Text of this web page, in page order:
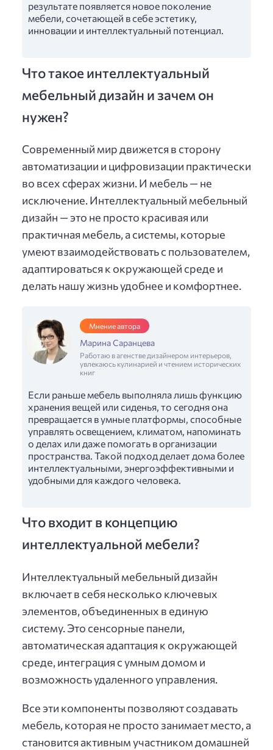
результате появляется новое поколение
мебели, сочетающей в себе эстетику,
инновации и интеллектуальный потенциал.
Что такое интеллектуальный
мебельный дизайн и зачем он
нужен?
Современный мир движется в сторону
автоматизации и цифровизации практически
во всех сферах жизни. И мебель — не
исключение. Интеллектуальный мебельный
дизайн — это не просто красивая или
практичная мебель, а системы, которые
умеют взаимодействовать с пользователем,
адаптироваться к окружающей среде и
делать нашу жизнь удобнее и комфортнее.
Мнение автора
Марина Саранцева
Работаю в агенстве дизайнером интерьеров,
увлекаюсь кулинарией и чтением исторических
книг
Если раньше мебель выполняла лишь функцию
хранения вещей или сиденья, то сегодня она
превращается в умные платформы, способные
управлять освещением, климатом, напоминать
о делах или даже помогать в организации
пространства. Такой подход делает дома более
интеллектуальными, энергоэффективными и
удобными для каждого человека.
Что входит в концепцию
интеллектуальной мебели?
Интеллектуальный мебельный дизайн
включает в себя несколько ключевых
элементов, объединенных в единую
систему. Это сенсорные панели,
автоматическая адаптация к окружающей
среде, интеграция с умным домом и
возможность удаленного управления.
Все эти компоненты позволяют создавать
мебель, которая не просто занимает место, а
становится активным участником домашней